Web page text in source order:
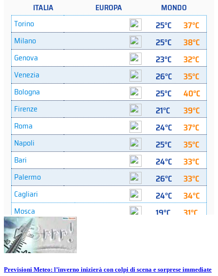
Previsioni Meteo: l’inverno inizierà con colpi di scena e sorprese immediate